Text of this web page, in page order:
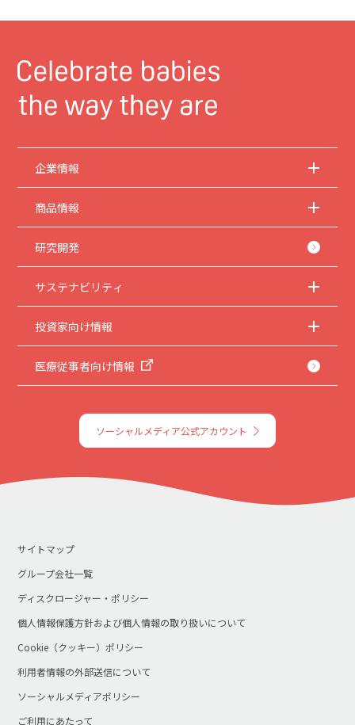
企業情報
商品情報
研究開発
サステナビリティ
投資家向け情報
医療従事者向け情報
ソーシャルメディア公式アカウント
サイトマップ
グループ会社一覧
ディスクロージャー・ポリシー
個人情報保護方針および個人情報の取り扱いについて
Cookie（クッキー）ポリシー
利用者情報の外部送信について
ソーシャルメディアポリシー
ご利用にあたって